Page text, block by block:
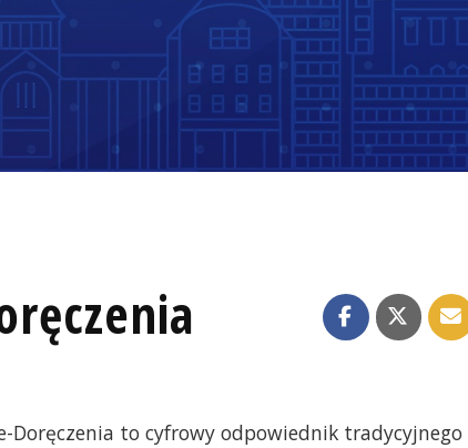
Doręczenia to cyfrowy odpowiednik tradycyjnego